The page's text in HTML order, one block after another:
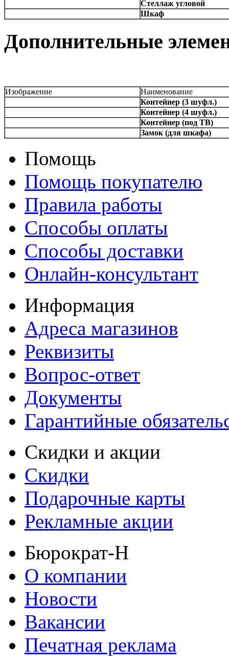
Стеллаж угловой
Шкаф
Дополнительные
Изображение
Наименование
Контейнер (3 шуфл.)
Контейнер (4 шуфл.)
Контейнер (под ТВ)
Замок (для шкафа)
Помощь
Помощь покупателю
Правила работы
Способы оплаты
Способы доставки
Онлайн-консультант
Информация
Адреса магазинов
Реквизиты
Вопрос-ответ
Документы
Гарантийные
Скидки и акции
Скидки
Подарочные карты
Рекламные акции
Бюрократ-Н
О компании
Новости
Вакансии
Печатная реклама